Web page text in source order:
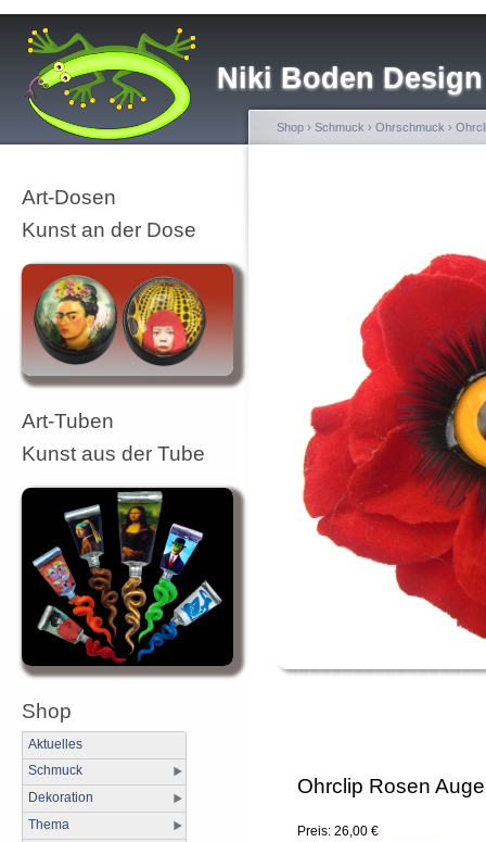
Niki Boden Design
Art-Dosen
Kunst an der Dose
Art-Tuben
Kunst aus der Tube
Shop
Aktuelles
Schmuck
Dekoration
Thema
Shop › Schmuck › Ohrschmuck ›
Ohrclip Rosen Auge
Preis: 26,00 €